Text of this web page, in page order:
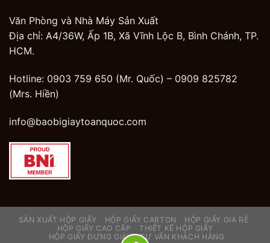
Văn Phòng và Nhà Máy Sản Xuất
Địa chỉ: A4/36W, Ấp 1B, Xã Vĩnh Lộc B, Bình Chánh, TP.
HCM.
Hotline: 0903 759 650 (Mr. Quốc) – 0909 825782
(Mrs. Hiền)
info@baobigiaytoanquoc.com
SẢN XUẤT HỘP GIẤY HỘP GIẤY CARTON
HỘP GIẤY GIÁ RẺ
HỘP GIẤY CAO CẤP
THIẾT KẾ HỘP GIẤY
HỘP GIẤY ĐỰNG GIÀY
TƯ VẤN KHÁCH HÀNG